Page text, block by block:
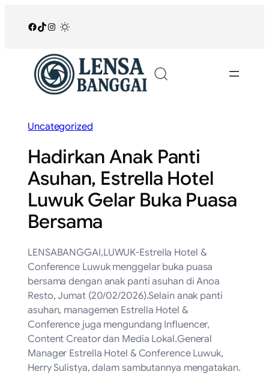
Facebook
TikTok
Instagram
Uncategorized
Hadirkan Anak Panti
Asuhan, Estrella Hotel
Luwuk Gelar Buka Puasa
Bersama
LENSABANGGAI,LUWUK-Estrella Hotel &
Conference Luwuk menggelar buka puasa
bersama dengan anak panti asuhan di Anoa
Resto, Jumat (20/02/2026).Selain anak panti
asuhan, managemen Estrella Hotel &
Conference juga mengundang Influencer,
Content Creator dan Media Lokal.General
Manager Estrella Hotel & Conference Luwuk,
Herry Sulistya, dalam sambutannya mengatakan.